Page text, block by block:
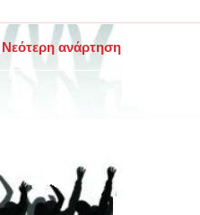
Νεότερη ανάρτηση